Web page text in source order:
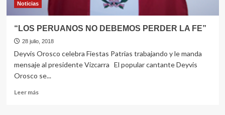
Noticias
“LOS PERUANOS NO DEBEMOS PERDER LA FE”
28 julio, 2018
Deyvis Orosco celebra Fiestas Patrias trabajando y le manda
mensaje al presidente Vizcarra El popular cantante Deyvis
Orosco se...
Leer másLeer